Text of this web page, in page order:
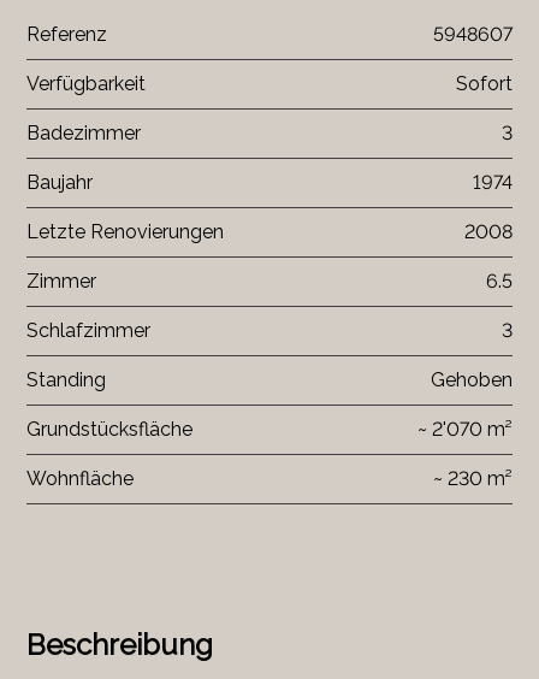
Beschreibung
Referenz 5948607
Verfügbarkeit Sofort
Badezimmer 3
Baujahr 1974
Letzte Renovierungen 2008
Zimmer 6.5
Schlafzimmer 3
Standing Gehoben
Grundstücksfläche ~ 2'070 m²
Wohnfläche ~ 230 m²